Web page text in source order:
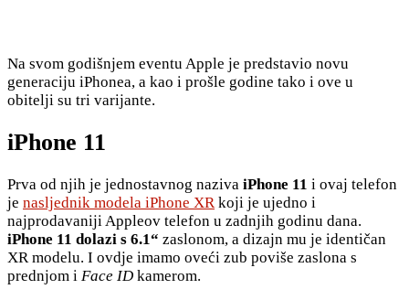
Na svom godišnjem eventu Apple je predstavio novu
generaciju iPhonea, a kao i prošle godine tako i ove u
obitelji su tri varijante.
iPhone 11
Prva od njih je jednostavnog naziva iPhone 11 i ovaj telefon
je nasljednik modela iPhone XRkoji je ujedno i
najprodavaniji Appleov telefon u zadnjih godinu dana.
iPhone 11 dolazi s 6.1“ zaslonom, a dizajn mu je identičan
XR modelu. I ovdje imamo oveći zub poviše zaslona s
prednjom i Face ID kamerom.